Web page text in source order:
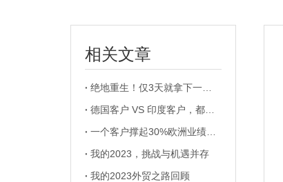
相关文章
我的2023，挑战与机遇并存
我的2023外贸之路回顾